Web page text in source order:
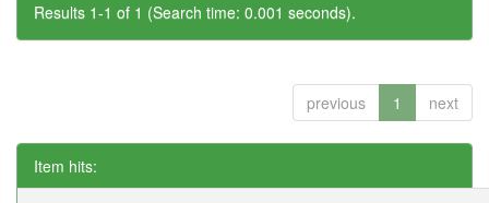
Results 1-1 of 1 (Search time: 0.001 seconds).
previous 1 next
Item hits: